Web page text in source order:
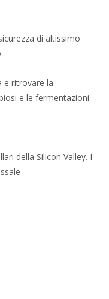
di altissimo
e ritrovare la
e le fermentazioni
della Silicon Valley. I